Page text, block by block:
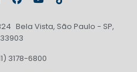
Bela Vista, São Paulo - SP,
3178-6800